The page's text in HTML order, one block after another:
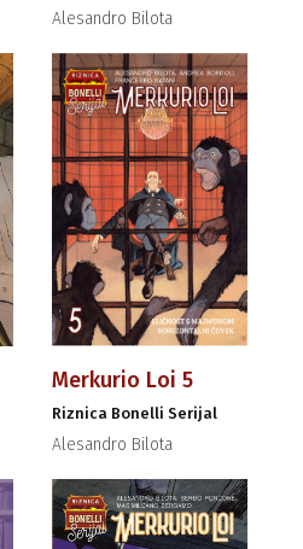
Alesandro Bilota
Merkurio Loi 5
Riznica Bonelli Serijal
Alesandro Bilota